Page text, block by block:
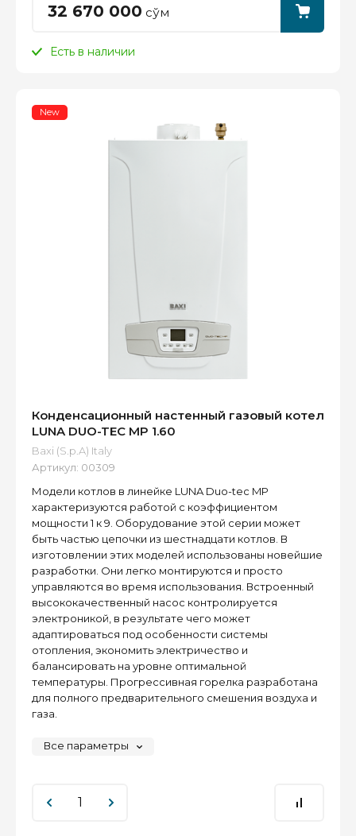
32 670 000 сўм
Есть в наличии
New
Конденсационный настенный газовый котел
LUNA DUO-TEC MP 1.60
Baxi (S.p.A) Italy
Артикул: 00309
Модели котлов в линейке LUNA Duo-tec MP
характеризуются работой с коэффициентом
мощности 1 к 9. Оборудование этой серии может
быть частью цепочки из шестнадцати котлов. В
изготовлении этих моделей использованы новейшие
разработки. Они легко монтируются и просто
управляются во время использования. Встроенный
высококачественный насос контролируется
электроникой, в результате чего может
адаптироваться под особенности системы
отопления, экономить электричество и
балансировать на уровне оптимальной
температуры. Прогрессивная горелка разработана
для полного предварительного смешения воздуха и
газа.
Все параметры